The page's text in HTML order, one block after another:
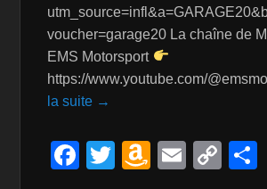
voucher=garage20 La chaîne de
EMS Motorsport
https://www.youtube.com/
la suite →
F
T
A
E
C